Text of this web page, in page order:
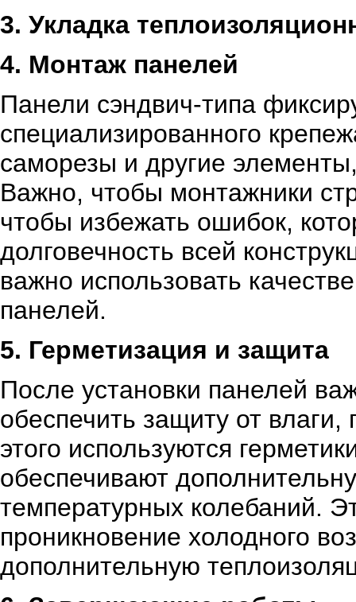
3. Укладка
4. Монтаж панелей
Панели сэндвич-типа
специализированного
саморезы и другие
Важно, чтобы монтажники
чтобы избежать ошибок,
долговечность всей
важно использовать
панелей.
5. Герметизация и защита
После установки панелей
обеспечить защиту от
этого используются
обеспечивают
температурных колебаний.
проникновение холодного
дополнительную